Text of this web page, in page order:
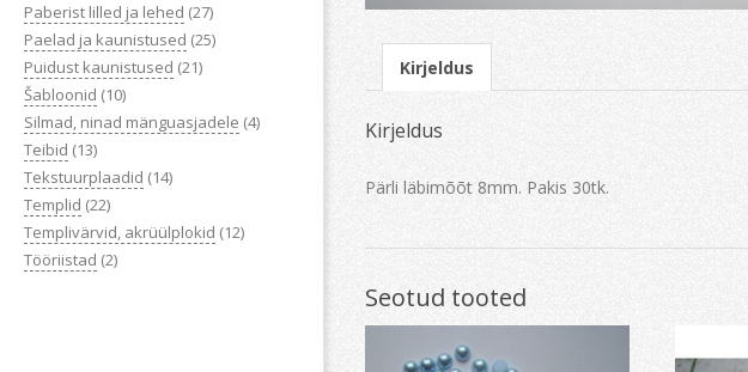
Paberist lilled ja lehed (27)
Paelad ja kaunistused (25)
Puidust kaunistused (21)
Šabloonid (10)
Silmad, ninad mänguasjadele (4)
Teibid (13)
Tekstuurplaadid (14)
Templid (22)
Templivärvid, akrüülplokid (12)
Tööriistad (2)
Kirjeldus
Kirjeldus
Pärli läbimõõt 8mm. Pakis 30tk.
Seotud tooted